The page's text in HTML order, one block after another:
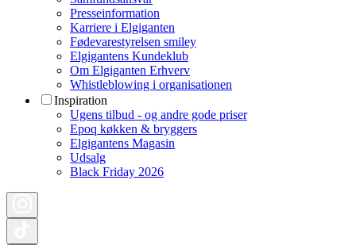
Presseinformation
Karriere i Elgiganten
Fødevarestyrelsen smiley
Elgigantens Kundeklub
Om Elgiganten Erhverv
Whistleblowing i organisationen
Inspiration
Ugens tilbud - og andre gode priser
Epoq køkken & bryggers
Elgigantens Magasin
Udsalg
Black Friday 2026